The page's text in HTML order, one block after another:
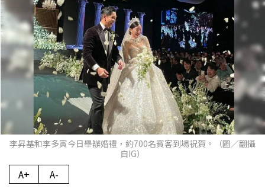
李昇基和李多寅今日舉辦婚禮，約700名賓客到場祝賀。（圖／翻攝
自IG）
A+ A-